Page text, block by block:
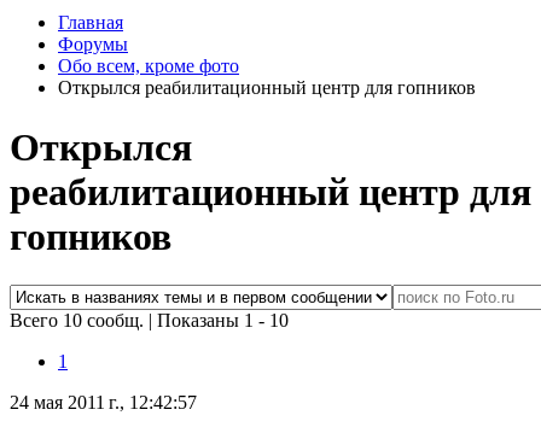
Главная
Форумы
Обо всем, кроме фото
Открылся реабилитационный центр для гопников
Открылся
реабилитационный центр для
гопников
Всего 10 сообщ. | Показаны 1 - 10
1
24 мая 2011 г., 12:42:57